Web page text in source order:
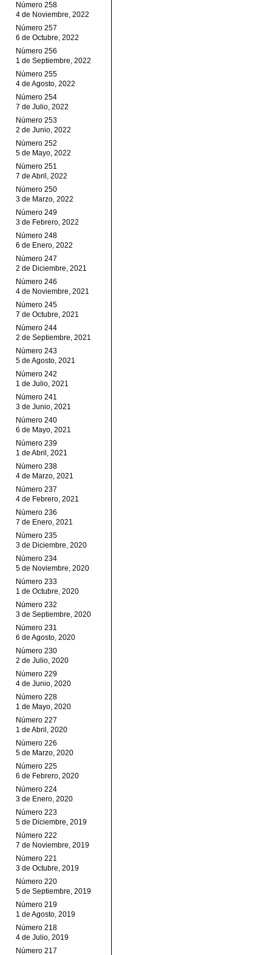
Número 258
4 de Noviembre, 2022
Número 257
6 de Octubre, 2022
Número 256
1 de Septiembre, 2022
Número 255
4 de Agosto, 2022
Número 254
7 de Julio, 2022
Número 253
2 de Junio, 2022
Número 252
5 de Mayo, 2022
Número 251
7 de Abril, 2022
Número 250
3 de Marzo, 2022
Número 249
3 de Febrero, 2022
Número 248
6 de Enero, 2022
Número 247
2 de Diciembre, 2021
Número 246
4 de Noviembre, 2021
Número 245
7 de Octubre, 2021
Número 244
2 de Septiembre, 2021
Número 243
5 de Agosto, 2021
Número 242
1 de Julio, 2021
Número 241
3 de Junio, 2021
Número 240
6 de Mayo, 2021
Número 239
1 de Abril, 2021
Número 238
4 de Marzo, 2021
Número 237
4 de Febrero, 2021
Número 236
7 de Enero, 2021
Número 235
3 de Diciembre, 2020
Número 234
5 de Noviembre, 2020
Número 233
1 de Octubre, 2020
Número 232
3 de Septiembre, 2020
Número 231
6 de Agosto, 2020
Número 230
2 de Julio, 2020
Número 229
4 de Junio, 2020
Número 228
1 de Mayo, 2020
Número 227
1 de Abril, 2020
Número 226
5 de Marzo, 2020
Número 225
6 de Febrero, 2020
Número 224
3 de Enero, 2020
Número 223
5 de Diciembre, 2019
Número 222
7 de Noviembre, 2019
Número 221
3 de Octubre, 2019
Número 220
5 de Septiembre, 2019
Número 219
1 de Agosto, 2019
Número 218
4 de Julio, 2019
Número 217